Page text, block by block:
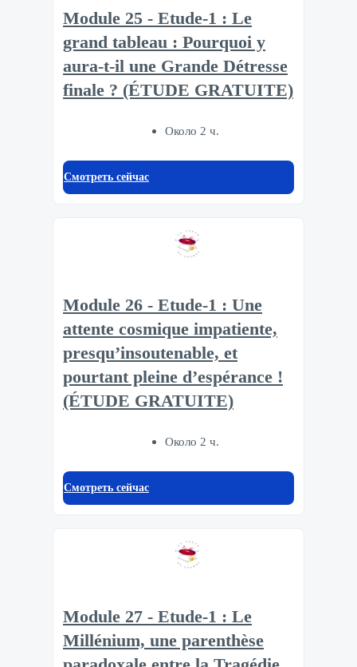
Module 25 - Etude-1 : Le
grand tableau : Pourquoi y
aura-t-il une Grande Détresse
finale ? (ÉTUDE GRATUITE)
Около 2 ч.
Смотреть сейчас
Module 26 - Etude-1 : Une
attente cosmique impatiente,
presqu’insoutenable, et
pourtant pleine d’espérance !
(ÉTUDE GRATUITE)
Около 2 ч.
Смотреть сейчас
Module 27 - Etude-1 : Le
Millénium, une parenthèse